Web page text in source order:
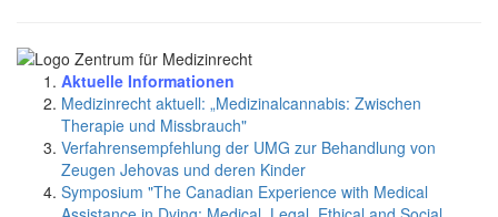
Aktuelle Informationen
Medizinrecht aktuell: „Medizinalcannabis: Zwischen
Therapie und Missbrauch"
Verfahrensempfehlung der UMG zur Behandlung von
Zeugen Jehovas und deren Kinder
Symposium "The Canadian Experience with Medical